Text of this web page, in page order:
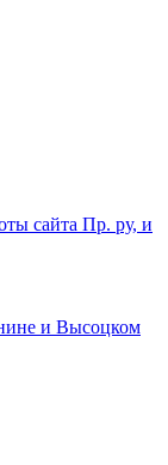
сайта Пр. ру, и
и Высоцком